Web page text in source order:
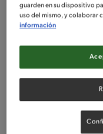
guarden en su dispositivo
uso del mismo, y colaborar
información